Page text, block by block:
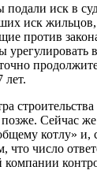
иск в
иск
против
лет.
Сейчас
котлу»
что число